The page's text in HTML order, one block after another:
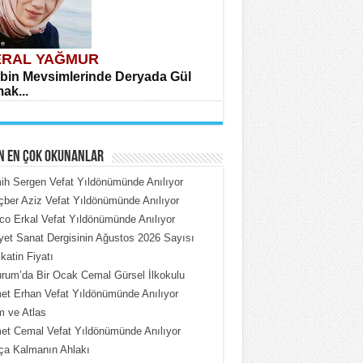
YAĞMUR
Mevsimlerinde Deryada Gül
ÇOBAN
Put Dışardaki Maskeler...
EN ÇOK OKUNANLAR
Sergen Vefat Yıldönümünde Anılıyor
Aziz Vefat Yıldönümünde Anılıyor
Erkal Vefat Yıldönümünde Anılıyor
Sanat Dergisinin Ağustos 2026 Sayısı
Fiyatı
Bir Ocak Cemal Gürsel İlkokulu
Erhan Vefat Yıldönümünde Anılıyor
ve Atlas
Cemal Vefat Yıldönümünde Anılıyor
Kalmanın Ahlakı